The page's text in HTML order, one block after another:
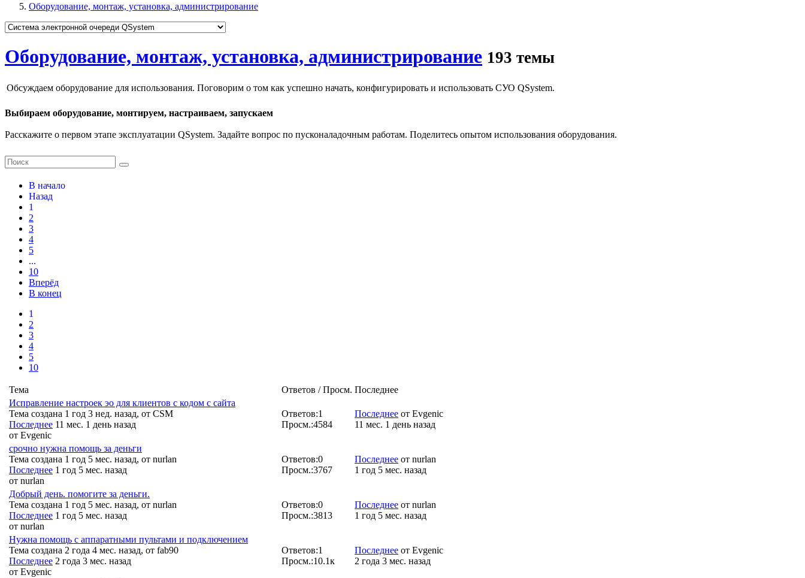
Оборудование, монтаж, установка, администрирование
Оборудование, монтаж, установка, администрирование 193 темы
Обсуждаем оборудование для использования. Поговорим о том как успешно начать, конфигурировать и использовать СУО QSystem.
Выбираем оборудование, монтируем, настраиваем, запускаем
Расскажите о первом этапе эксплуатации QSystem. Задайте вопрос по пусконаладочным работам. Поделитесь опытом использования оборудования.
В начало
Назад
1
2
3
4
5
...
10
Вперёд
В конец
1
2
3
4
5
10
Тема Ответов / Просм. Последнее
Исправление настроек эо для клиентов с кодом с сайта
Тема создана 1 год 3 нед. назад, от CSM
Последнее 11 мес. 1 день назад
от Evgenic
Ответов:1
Просм.:4584
Последнее от Evgenic
11 мес. 1 день назад
срочно нужна помощь за деньги
Тема создана 1 год 5 мес. назад, от nurlan
Последнее 1 год 5 мес. назад
от nurlan
Ответов:0
Просм.:3767
Последнее от nurlan
1 год 5 мес. назад
Добрый день. помогите за деньги.
Тема создана 1 год 5 мес. назад, от nurlan
Последнее 1 год 5 мес. назад
от nurlan
Ответов:0
Просм.:3813
Последнее от nurlan
1 год 5 мес. назад
Нужна помощь с аппаратными пультами и подключением
Тема создана 2 года 4 мес. назад, от fab90
Последнее 2 года 3 мес. назад
от Evgenic
Ответов:1
Просм.:10.1к
Последнее от Evgenic
2 года 3 мес. назад